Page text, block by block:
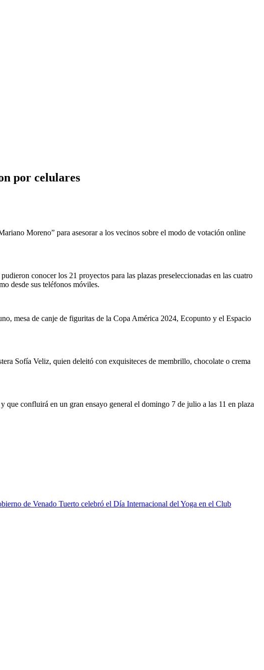
por celulares
Moreno” para asesorar a los vecinos sobre el modo de votación online
conocer los 21 proyectos para las plazas preseleccionadas en las cuatro
desde sus teléfonos móviles.
mesa de canje de figuritas de la Copa América 2024, Ecopunto y el Espacio
Sofía Veliz, quien deleitó con exquisiteces de membrillo, chocolate o crema
que confluirá en un gran ensayo general el domingo 7 de julio a las 11 en plaza
de Venado Tuerto celebró el Día Internacional del Yoga en el Club